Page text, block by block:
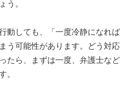
う。
動しても、「一度冷静になれば
う可能性があります。どう対応
たら、まずは一度、弁護士など
。